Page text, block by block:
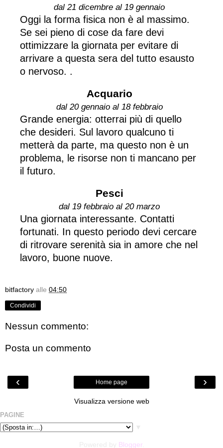
dal 21 dicembre al 19 gennaio
Oggi la forma fisica non è al massimo.
Se sei pieno di cose da fare devi
ottimizzare la giornata per evitare di
arrivare a questa sera del tutto esausto
o nervoso. .
Acquario
dal 20 gennaio al 18 febbraio
Grande energia: otterrai più di quello
che desideri. Sul lavoro qualcuno ti
metterà da parte, ma questo non è un
problema, le risorse non ti mancano per
il futuro.
Pesci
dal 19 febbraio al 20 marzo
Una giornata interessante. Contatti
fortunati. In questo periodo devi cercare
di ritrovare serenità sia in amore che nel
lavoro, buone nuove.
bitfactory alle 04:50
Condividi
Nessun commento:
Posta un commento
‹ ›
Home page
Visualizza versione web
PAGINE
Blogger.